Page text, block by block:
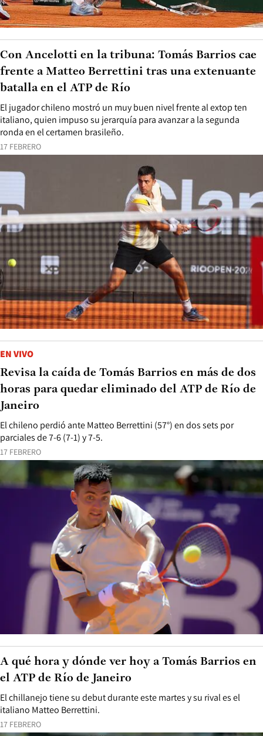
17 FEBRERO
El jugador chileno mostró un muy buen nivel frente al extop ten
italiano, quien impuso su jerarquía para avanzar a la segunda
ronda en el certamen brasileño.
Con Ancelotti en la tribuna: Tomás Barrios cae
frente a Matteo Berrettini tras una extenuante
batalla en el ATP de Río
17 FEBRERO
EN VIVO
El chileno perdió ante Matteo Berrettini (57°) en dos sets por
parciales de 7-6 (7-1) y 7-5.
Revisa la caída de Tomás Barrios en más de dos
horas para quedar eliminado del ATP de Río de
Janeiro
17 FEBRERO
El chillanejo tiene su debut durante este martes y su rival es el
italiano Matteo Berrettini.
A qué hora y dónde ver hoy a Tomás Barrios en
el ATP de Río de Janeiro